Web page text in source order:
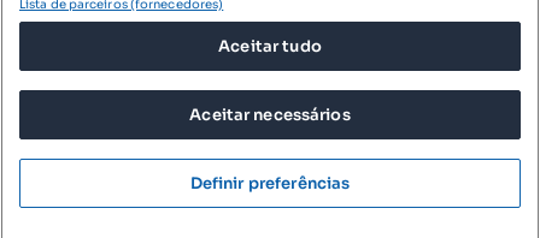
© 2026 Imovirtual.com, OLX Portugal, S.A.
TERMOS DE UTILIZAÇÃO
POLÍTICA DE PRIVACIDADE
CONFIGURAÇÕES DE PRIVACIDADE
Lista de parceiros (fornecedores)
Aceitar tudo
Aceitar necessários
Definir preferências